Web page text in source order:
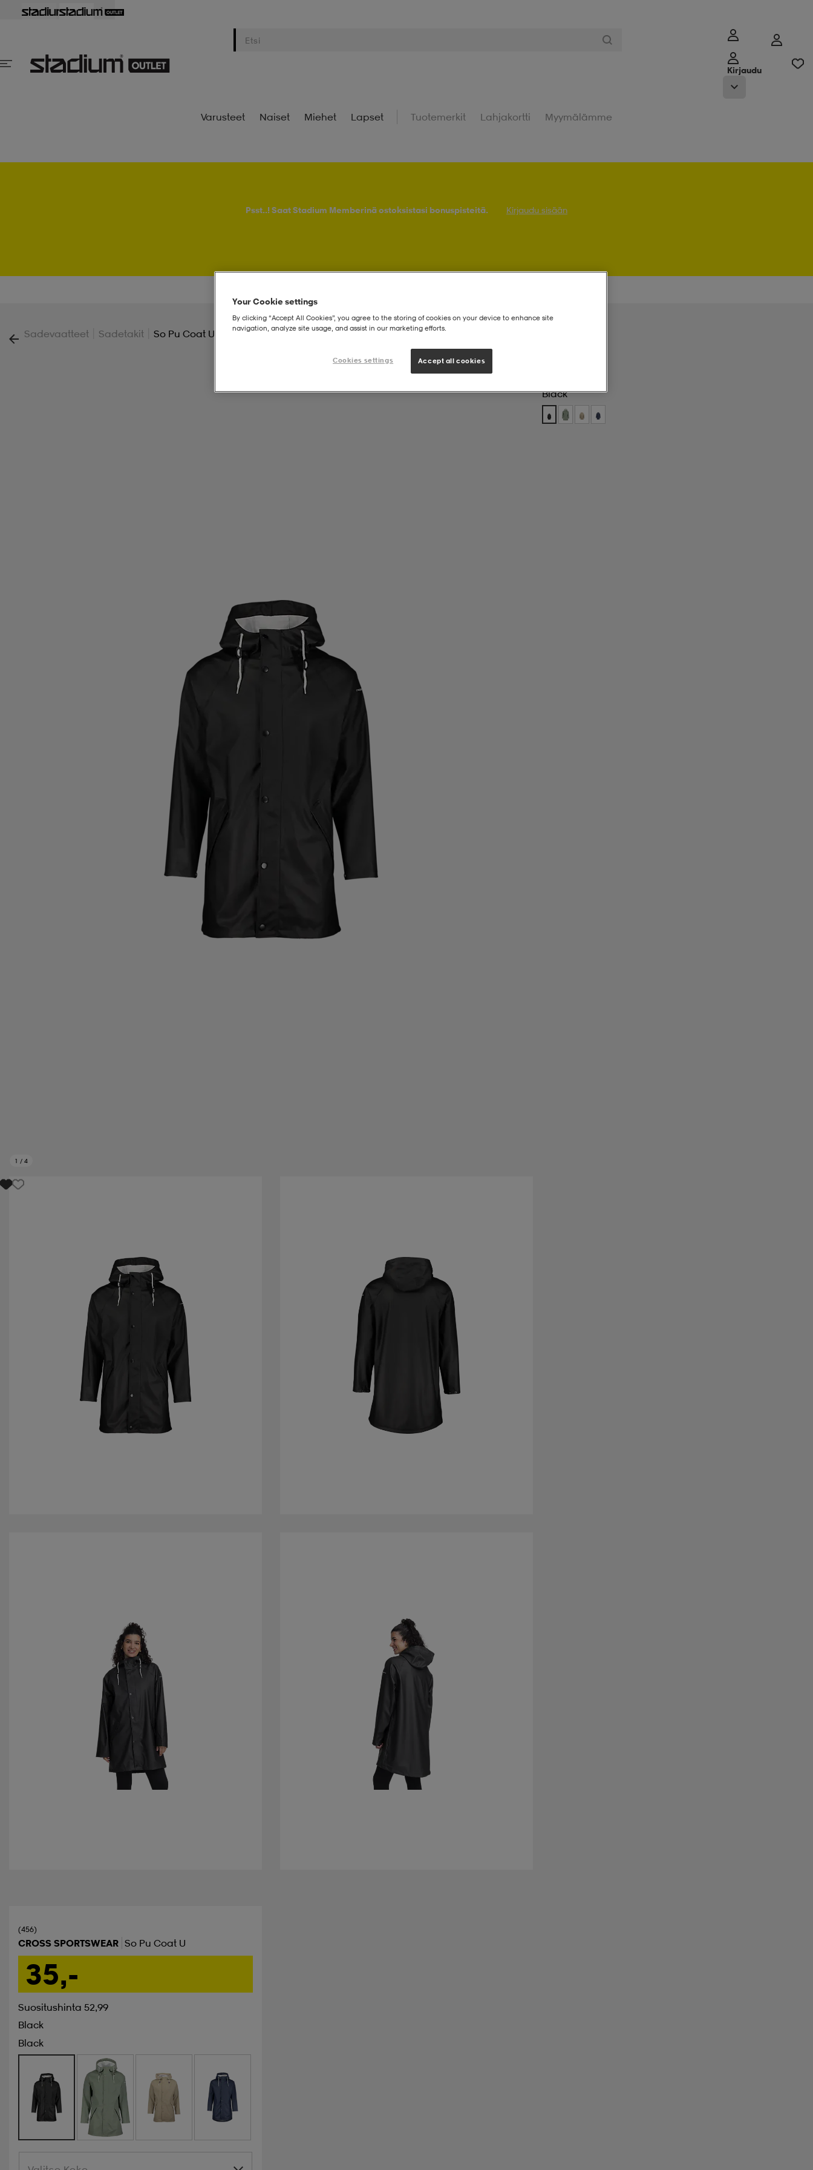
Kirjaudu
Varusteet Naiset Miehet Lapset Tuotemerkit Lahjakortti Myymälämme
Psst..! Saat Stadium Memberinä ostoksistasi bonuspisteitä. Kirjaudu sisään
Sadevaatteet Sadetakit So Pu Coat U
1 / 4
Black
(456)
CROSS SPORTSWEAR So Pu Coat U
35,-
Suositushinta 52,99
Black
Black
Your Cookie settings
By clicking “Accept All Cookies”, you agree to the storing of cookies on your device to enhance site
navigation, analyze site usage, and assist in our marketing efforts.
Cookies settings Accept all cookies